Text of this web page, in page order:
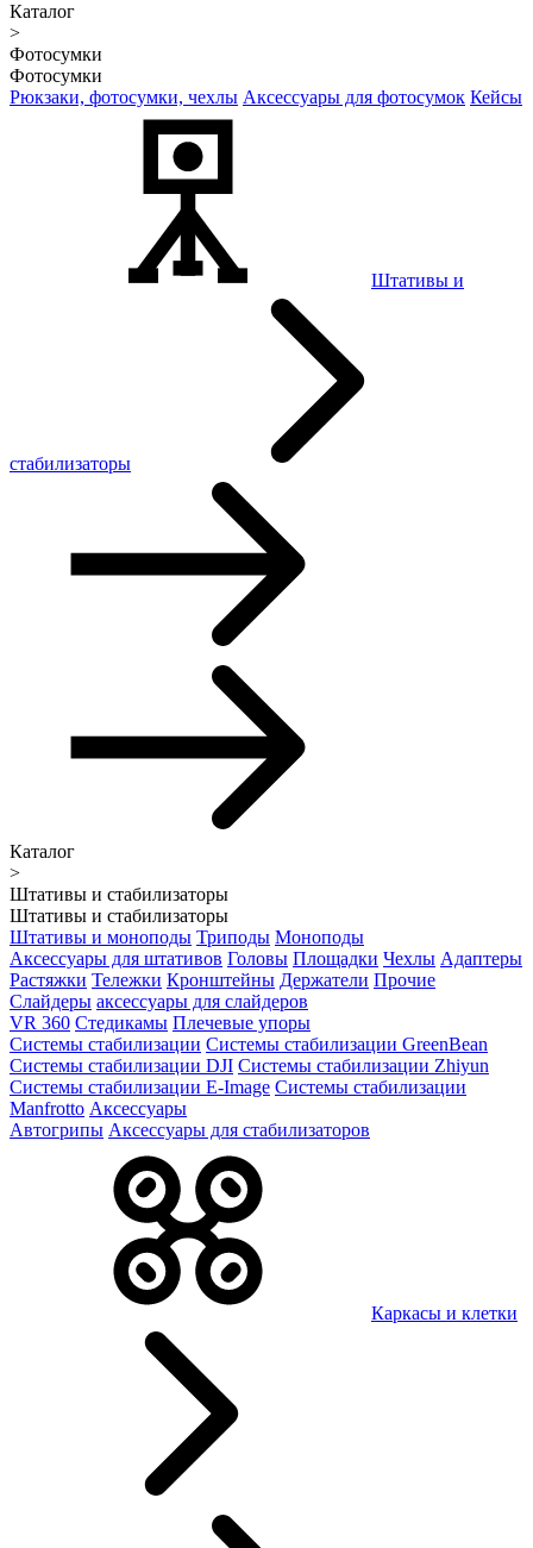
Каталог
>
Фотосумки
Фотосумки
Рюкзаки, фотосумки, чехлы Аксессуары для фотосумок Кейсы
Штативы и
стабилизаторы
Каталог
>
Штативы и стабилизаторы
Штативы и стабилизаторы
Штативы и моноподы Триподы Моноподы
Аксессуары для штативов Головы Площадки Чехлы Адаптеры
Растяжки Тележки Кронштейны Держатели Прочие
Слайдеры аксессуары для слайдеров
VR 360 Стедикамы Плечевые упоры
Системы стабилизации Системы стабилизации GreenBean
Системы стабилизации DJI Системы стабилизации Zhiyun
Системы стабилизации E-Image Системы стабилизации
Manfrotto Аксессуары
Автогрипы Аксессуары для стабилизаторов
Каркасы и клетки